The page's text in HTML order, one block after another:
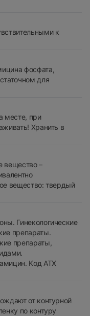
к
фосфата,
для
месте, при
Хранить в
вещество –
вещество: твердый
Гинекологические
препараты.
препараты,
Kод АТХ
от контурной
по контуру